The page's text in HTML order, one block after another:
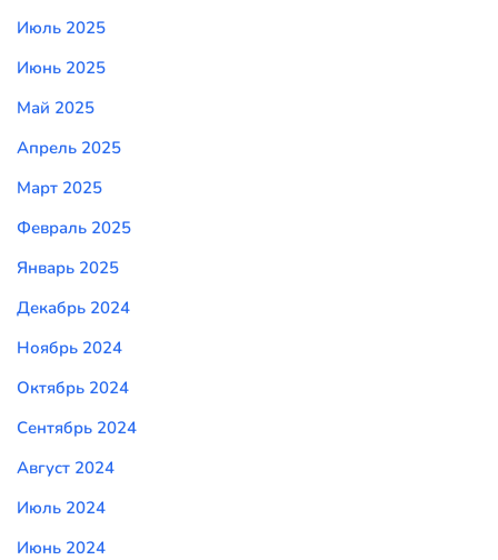
Июль 2025
Июнь 2025
Май 2025
Апрель 2025
Март 2025
Февраль 2025
Январь 2025
Декабрь 2024
Ноябрь 2024
Октябрь 2024
Сентябрь 2024
Август 2024
Июль 2024
Июнь 2024